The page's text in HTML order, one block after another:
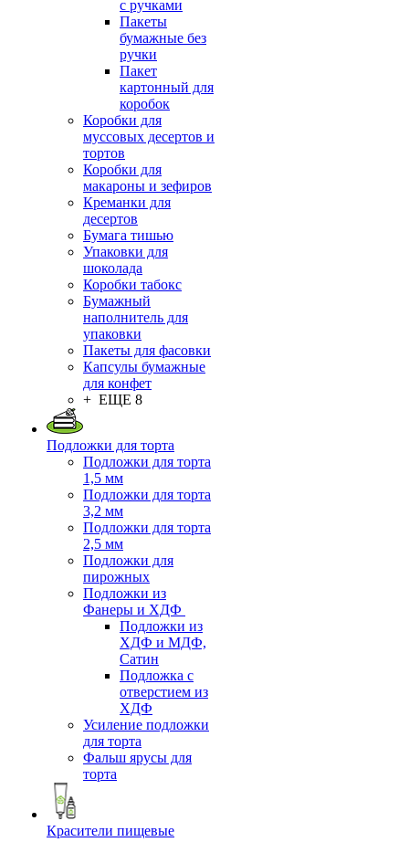
с ручками
Пакеты
бумажные без
ручки
Пакет
картонный для
коробок
Коробки для
муссовых десертов и
тортов
Коробки для
макароны и зефиров
Креманки для
десертов
Бумага тишью
Упаковки для
шоколада
Коробки табокс
Бумажный
наполнитель для
упаковки
Пакеты для фасовки
Капсулы бумажные
для конфет
+ ЕЩЕ 8
Подложки для торта
Подложки для торта
1,5 мм
Подложки для торта
3,2 мм
Подложки для торта
2,5 мм
Подложки для
пирожных
Подложки из
Фанеры и ХДФ
Подложки из
ХДФ и МДФ,
Сатин
Подложка с
отверстием из
ХДФ
Усиление подложки
для торта
Фальш ярусы для
торта
Красители пищевые